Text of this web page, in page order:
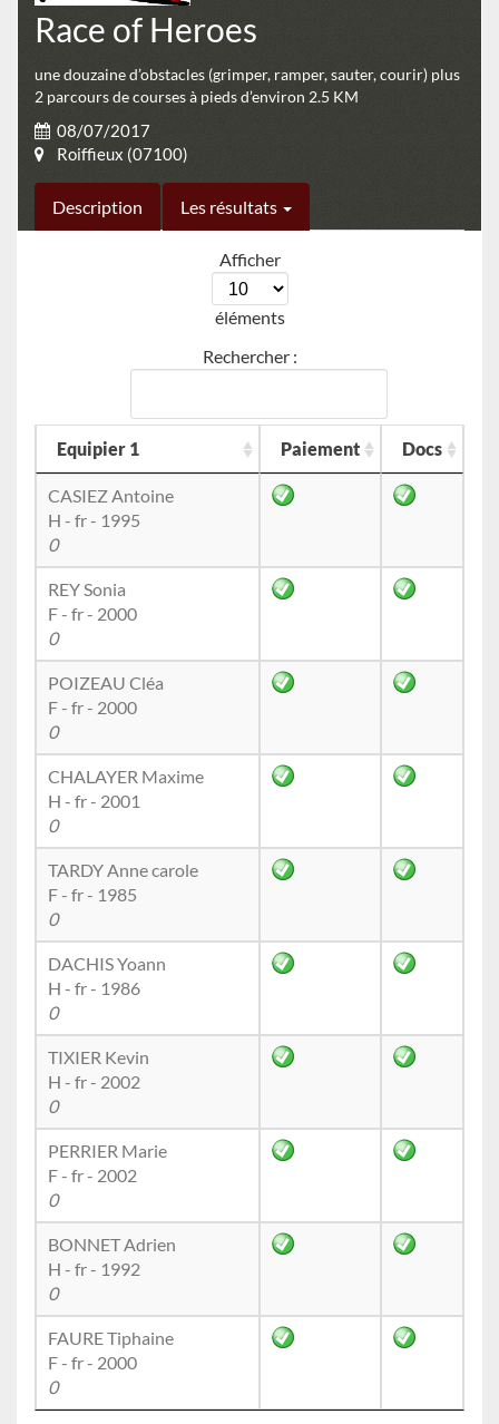
Race of Heroes
une douzaine d’obstacles (grimper, ramper, sauter, courir) plus
2 parcours de courses à pieds d’environ 2.5 KM
08/07/2017
Roiffieux (07100)
Description Les résultats
Afficher
éléments
Rechercher :
Equipier 1 Paiement Docs
CASIEZ Antoine
H - fr - 1995
0
REY Sonia
F - fr - 2000
0
POIZEAU Cléa
F - fr - 2000
0
CHALAYER Maxime
H - fr - 2001
0
TARDY Anne carole
F - fr - 1985
0
DACHIS Yoann
H - fr - 1986
0
TIXIER Kevin
H - fr - 2002
0
PERRIER Marie
F - fr - 2002
0
BONNET Adrien
H - fr - 1992
0
FAURE Tiphaine
F - fr - 2000
0